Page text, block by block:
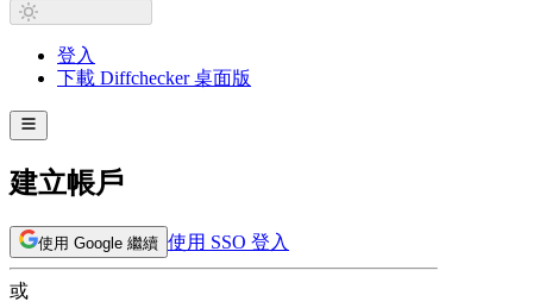
登入
下載 Diffchecker 桌面版
建立帳戶
使用 Google 繼續 使用 SSO 登入
或